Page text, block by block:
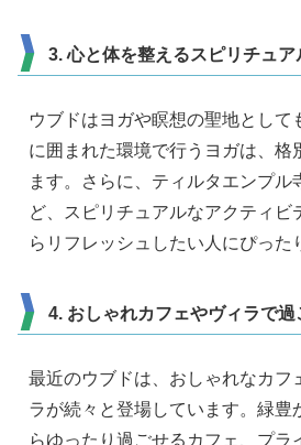
3. 心と体を整えるスピリチュア
ウブドはヨガや瞑想の聖地として
に囲まれた環境で行うヨガは、格
ます。さらに、ティルタエンプル
ど、スピリチュアルなアクティビ
らリフレッシュしたい人にぴった
4. おしゃれカフェやヴィラで過
最近のウブドは、おしゃれなカフ
ラが続々と登場しています。緑豊
らゆったり過ごせるカフェ、プラ